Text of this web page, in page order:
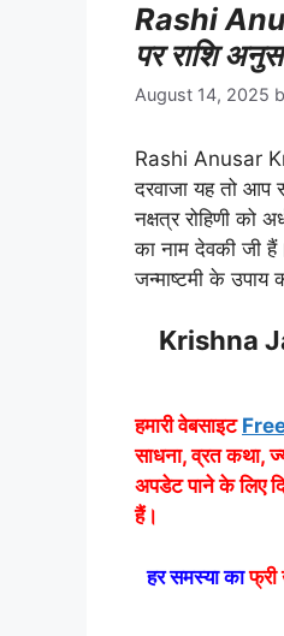
Rashi
पर राशि
August 14, 2025
Rashi Anusar
दरवाजा यह तो आप
नक्षत्र रोहिणी को
का नाम देवकी जी
जन्माष्टमी के उपाय
Krishna
हमारी वेबसाइट
साधना, व्रत कथा,
अपडेट पाने के लिए
हैं।
हर समस्या का